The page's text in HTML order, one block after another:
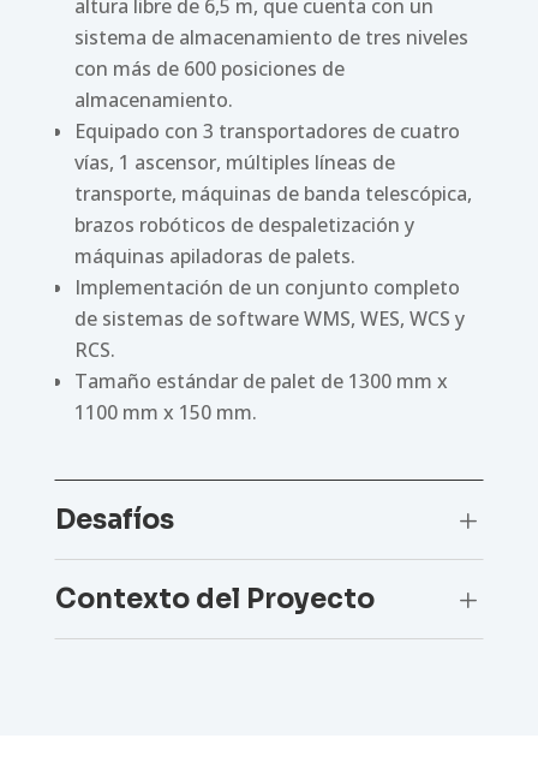
altura libre de 6,5 m, que cuenta con un
sistema de almacenamiento de tres niveles
con más de 600 posiciones de
almacenamiento.
Equipado con 3 transportadores de cuatro
vías, 1 ascensor, múltiples líneas de
transporte, máquinas de banda telescópica,
brazos robóticos de despaletización y
máquinas apiladoras de palets.
Implementación de un conjunto completo
de sistemas de software WMS, WES, WCS y
RCS.
Tamaño estándar de palet de 1300 mm x
1100 mm x 150 mm.
Desafíos L
Contexto del Proyecto L